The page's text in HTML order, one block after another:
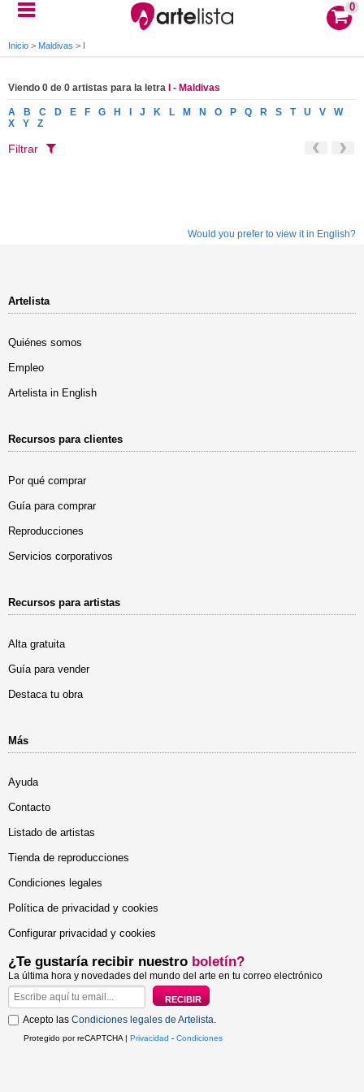
0
Inicio > Maldivas > I
Viendo 0 de 0 artistas para la letra I - Maldivas
A B C D E F G H J K L M N O P Q R S T U V
W
X
Y Z
Filtrar
Would you prefer to view it in English?
Artelista
Quiénes somos
Empleo
Artelista in English
Recursos para clientes
Por qué comprar
Guía para comprar
Reproducciones
Servicios corporativos
Recursos para artistas
Alta gratuita
Guía para vender
Destaca tu obra
Más
Ayuda
Contacto
Listado de artistas
Tienda de reproducciones
Condiciones legales
Política de privacidad y cookies
Configurar privacidad y cookies
¿Te gustaría recibir nuestro boletín?
La última hora y novedades del mundo del arte en tu correo electrónico
Acepto las Condiciones legales de Artelista.
Protegido por reCAPTCHA | Privacidad - Condiciones